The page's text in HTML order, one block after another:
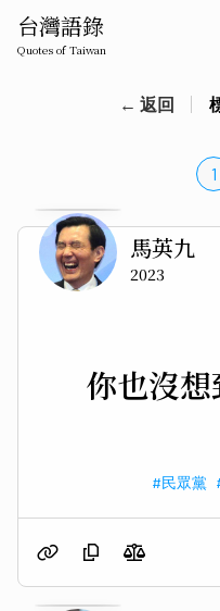
台灣語錄
Quotes of Taiwan
← 返回
1
馬英九
2023
你也沒想
#民眾黨